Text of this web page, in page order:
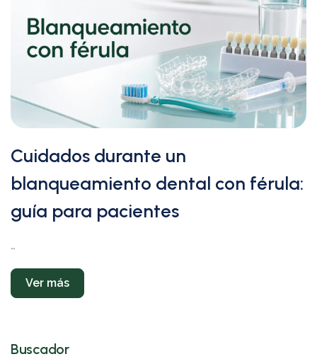
Cuidados durante un
blanqueamiento dental con férula:
guía para pacientes
…
Ver más
Buscador